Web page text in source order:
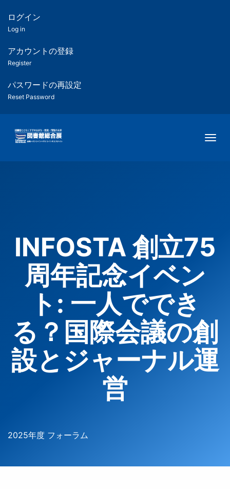
ツ
匿
名
ユ
ー
ー
用
メ
ログイン
Log in
アカウントの登録
Register
パスワードの再設定
Reset Password
INFOSTA 創立75
周年記念イベン
ト: 一人ででき
る？国際会議の創
設とジャーナル運
営
2025年度 フォーラム